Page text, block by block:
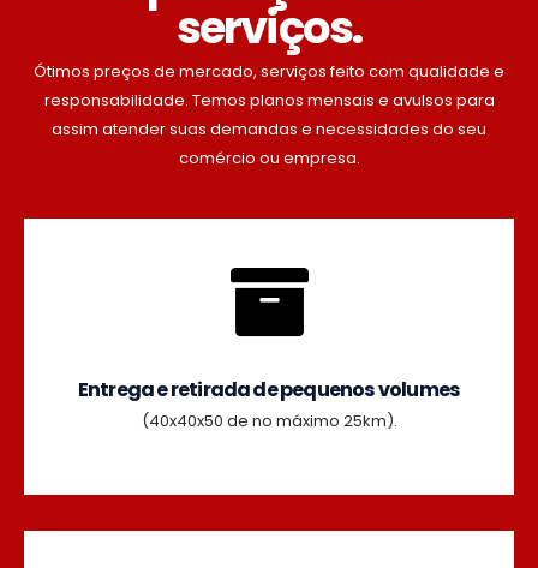
serviços.
Ótimos preços de mercado, serviços feito com qualidade e
responsabilidade. Temos planos mensais e avulsos para
assim atender suas demandas e necessidades do seu
comércio ou empresa.
Entrega e retirada de pequenos volumes
(40x40x50 de no máximo 25km).